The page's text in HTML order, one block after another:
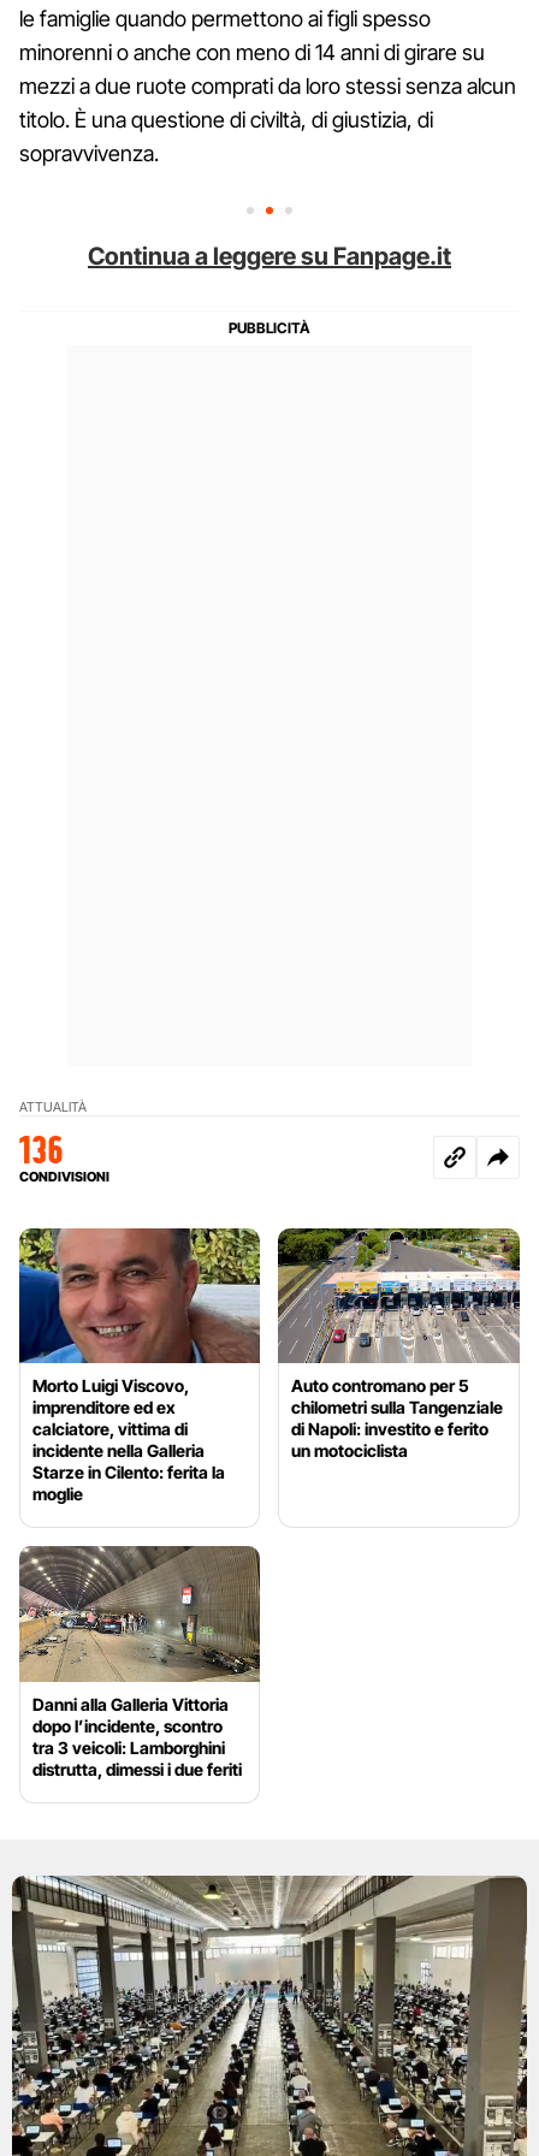
le famiglie quando permettono ai figli spesso
minorenni o anche con meno di 14 anni di girare su
mezzi a due ruote comprati da loro stessi senza alcun
titolo. È una questione di civiltà, di giustizia, di
sopravvivenza.
Continua a leggere su Fanpage.it
ATTUALITÀ
136
CONDIVISIONI
Morto Luigi Viscovo,
imprenditore ed ex
calciatore, vittima di
incidente nella Galleria
Starze in Cilento: ferita la
moglie
Auto contromano per 5
chilometri sulla Tangenziale
di Napoli: investito e ferito
un motociclista
Danni alla Galleria Vittoria
dopo l’incidente, scontro
tra 3 veicoli: Lamborghini
distrutta, dimessi i due feriti